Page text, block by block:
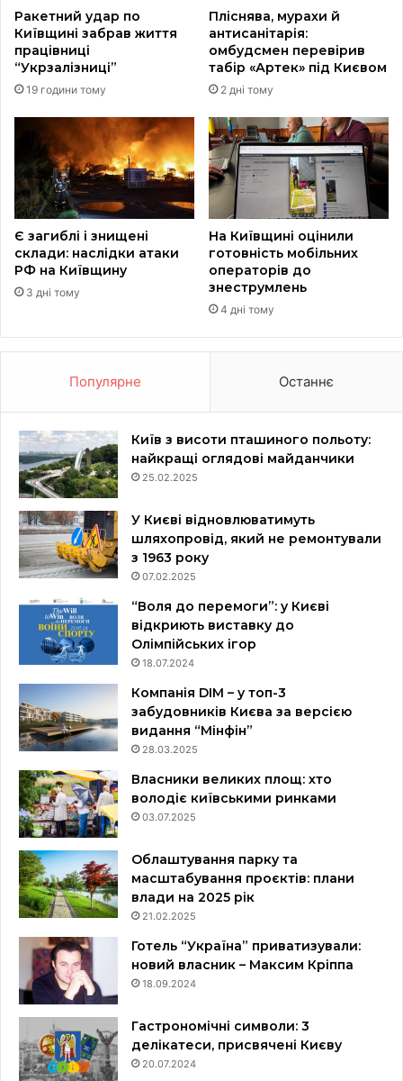
Ракетний удар по
Київщині забрав життя
працівниці
“Укрзалізниці”
19 години тому
Пліснява, мурахи й
антисанітарія:
омбудсмен перевірив
табір «Артек» під Києвом
2 дні тому
Є загиблі і знищені
склади: наслідки атаки
РФ на Київщину
3 дні тому
На Київщині оцінили
готовність мобільних
операторів до
знеструмлень
4 дні тому
Популярне Останнє
Київ з висоти пташиного польоту:
найкращі оглядові майданчики
25.02.2025
У Києві відновлюватимуть
шляхопровід, який не ремонтували
з 1963 року
07.02.2025
“Воля до перемоги”: у Києві
відкриють виставку до
Олімпійських ігор
18.07.2024
Компанія DIM – у топ-3
забудовників Києва за версією
видання “Мінфін”
28.03.2025
Власники великих площ: хто
володіє київськими ринками
03.07.2025
Облаштування парку та
масштабування проєктів: плани
влади на 2025 рік
21.02.2025
Готель “Україна” приватизували:
новий власник – Максим Кріппа
18.09.2024
Гастрономічні символи: 3
делікатеси, присвячені Києву
20.07.2024